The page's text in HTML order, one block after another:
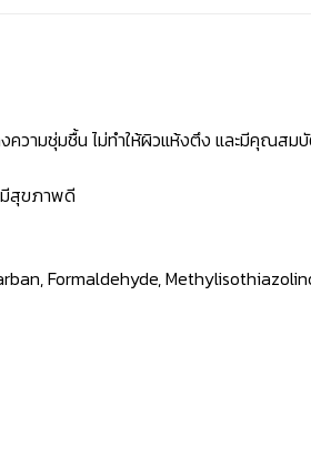
ามชุ่มชื้น ไม่ทำให้ผิวแห้งตึง และมีคุณสม
มีสุขภาพดี
Formaldehyde,